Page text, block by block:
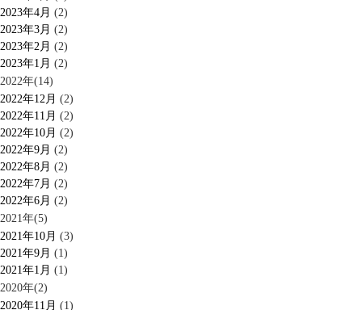
2023年4月 (2)
2023年3月 (2)
2023年2月 (2)
2023年1月 (2)
2022年(14)
2022年12月 (2)
2022年11月 (2)
2022年10月 (2)
2022年9月 (2)
2022年8月 (2)
2022年7月 (2)
2022年6月 (2)
2021年(5)
2021年10月 (3)
2021年9月 (1)
2021年1月 (1)
2020年(2)
2020年11月 (1)